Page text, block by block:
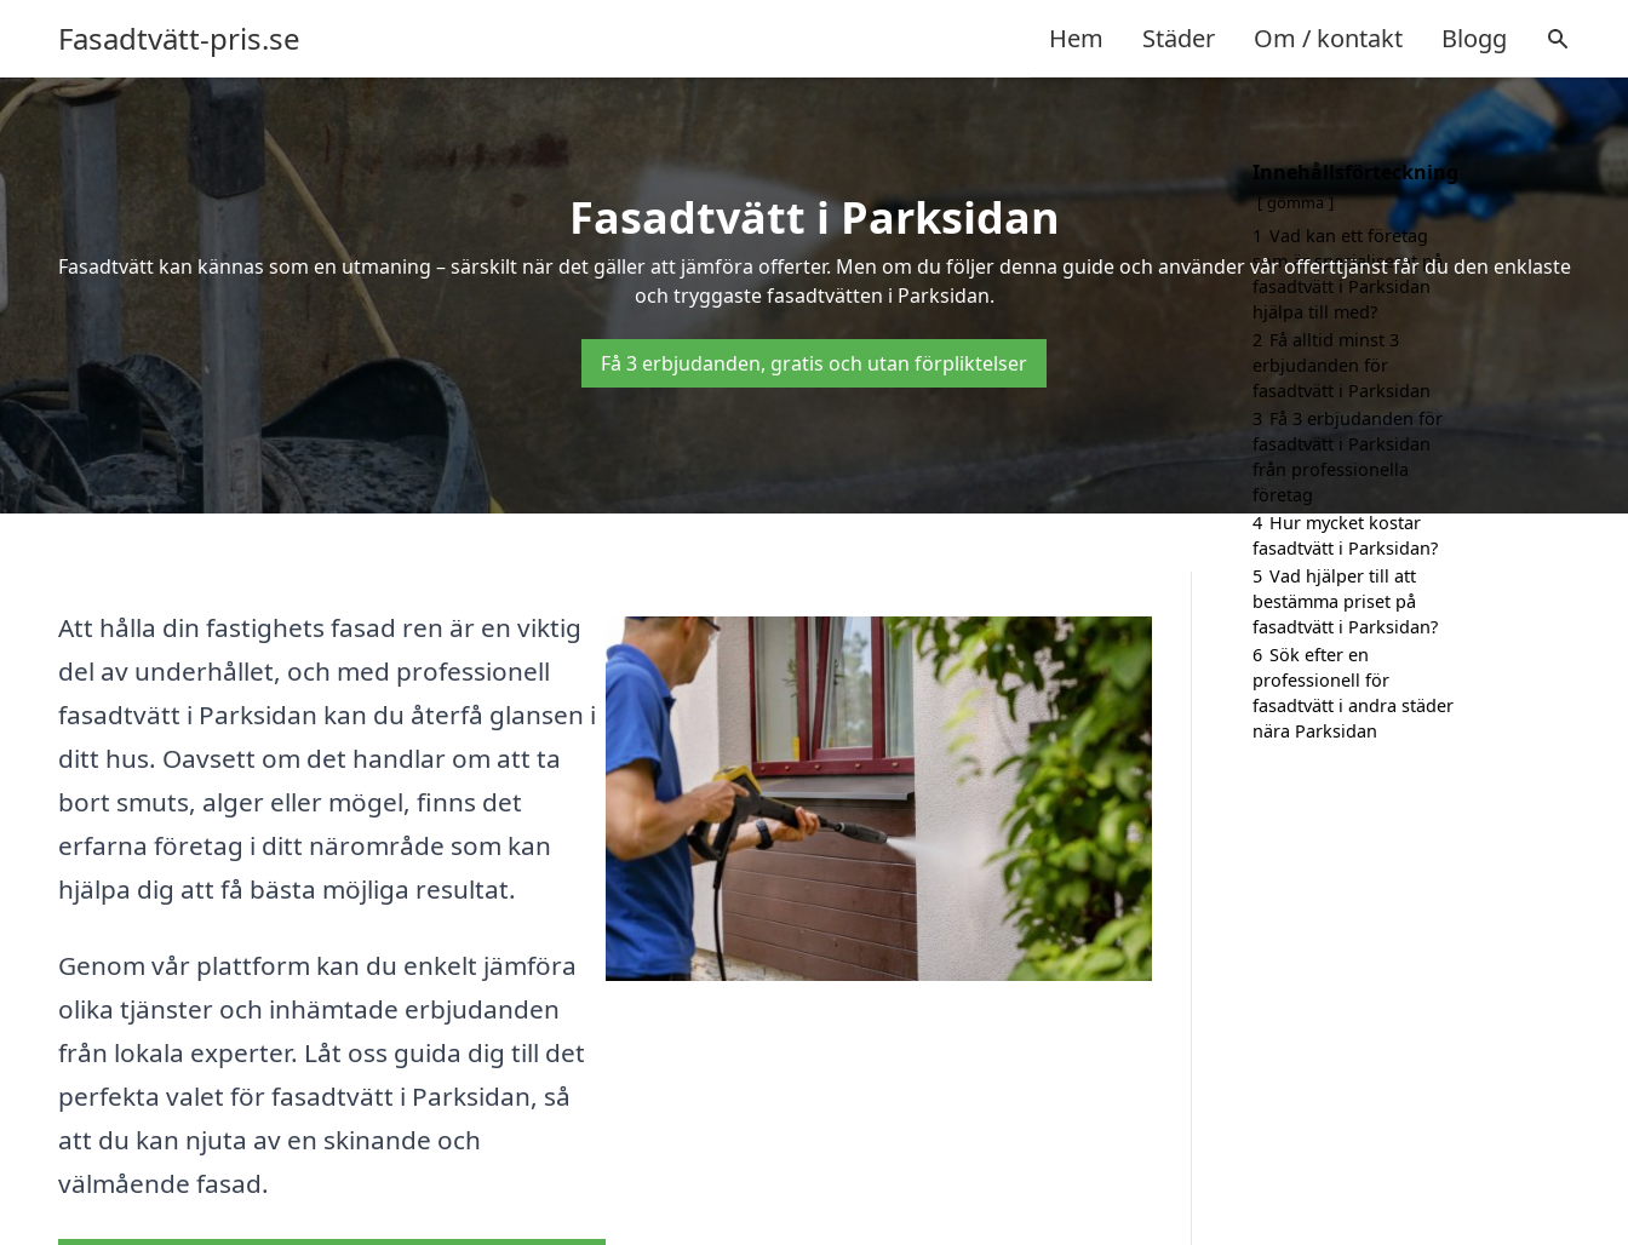
Fasadtvätt-pris.se Hem Städer Om / kontakt Blogg
Fasadtvätt i Parksidan
Fasadtvätt kan kännas som en utmaning – särskilt när det gäller att jämföra offerter. Men om du följer denna guide och använder vår offerttjänst får du den enklaste
och tryggaste fasadtvätten i Parksidan.
Få 3 erbjudanden, gratis och utan förpliktelser
Att hålla din fastighets fasad ren är en viktig
del av underhållet, och med professionell
fasadtvätt i Parksidan kan du återfå glansen i
ditt hus. Oavsett om det handlar om att ta
bort smuts, alger eller mögel, finns det
erfarna företag i ditt närområde som kan
hjälpa dig att få bästa möjliga resultat.
Genom vår plattform kan du enkelt jämföra
olika tjänster och inhämtade erbjudanden
från lokala experter. Låt oss guida dig till det
perfekta valet för fasadtvätt i Parksidan, så
att du kan njuta av en skinande och
välmående fasad.
Innehållsförteckning
gömma
1 Vad kan ett företag
som är specialiserat på
fasadtvätt i Parksidan
hjälpa till med?
2 Få alltid minst 3
erbjudanden för
fasadtvätt i Parksidan
3 Få 3 erbjudanden för
fasadtvätt i Parksidan
från professionella
företag
4 Hur mycket kostar
fasadtvätt i Parksidan?
5 Vad hjälper till att
bestämma priset på
fasadtvätt i Parksidan?
6 Sök efter en
professionell för
fasadtvätt i andra städer
nära Parksidan